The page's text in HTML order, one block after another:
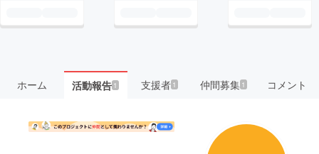
ホーム 活動報告1 支援者 1 仲間募集 1 コメント